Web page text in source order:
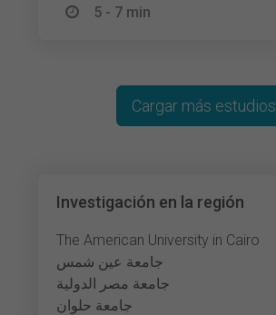
5 - 7 min
Investigación en la región
The American University in Cairo
جامعة عين شمس
جامعة مصر الدولية
جامعة حلوان
Cargar más estudios